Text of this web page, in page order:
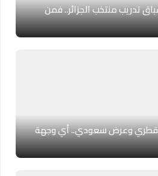
تدريب منتخب الجزائر.. فمن
القطري وعرض سعودي.. أي وجهة